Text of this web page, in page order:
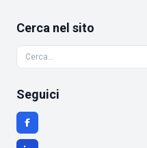
Cerca nel sito
Seguici